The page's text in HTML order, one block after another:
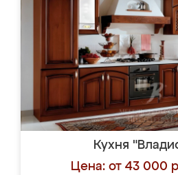
Кухня
Цена: от 43 000